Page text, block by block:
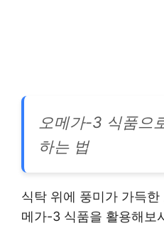
오메가-3 식품으
하는 법
식탁 위에 풍미가 가득
메가-3 식품을 활용해보